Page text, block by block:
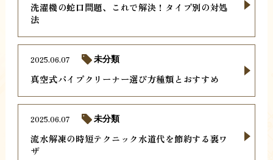
洗濯機の蛇口問題、これで解決！タイプ別の対処
法
真空式パイプクリーナー選び方種類とおすすめ
2025.06.07 未分類
流水解凍の時短テクニック水道代を節約する裏ワ
ザ
2025.06.07 未分類